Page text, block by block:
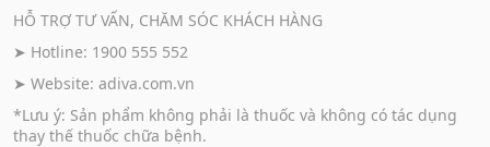
HỖ TRỢ TƯ VẤN, CHĂM SÓC KHÁCH HÀNG
➤ Hotline: 1900 555 552
➤ Website: adiva.com.vn
*Lưu ý: Sản phẩm không phải là thuốc và không có tác dụng
thay thế thuốc chữa bệnh.